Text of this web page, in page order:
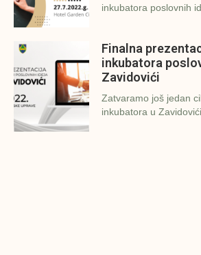
inkubatora poslovnih
Finalna
inkubatora
Zavidovići
Zatvaramo još jedan
inkubatora u